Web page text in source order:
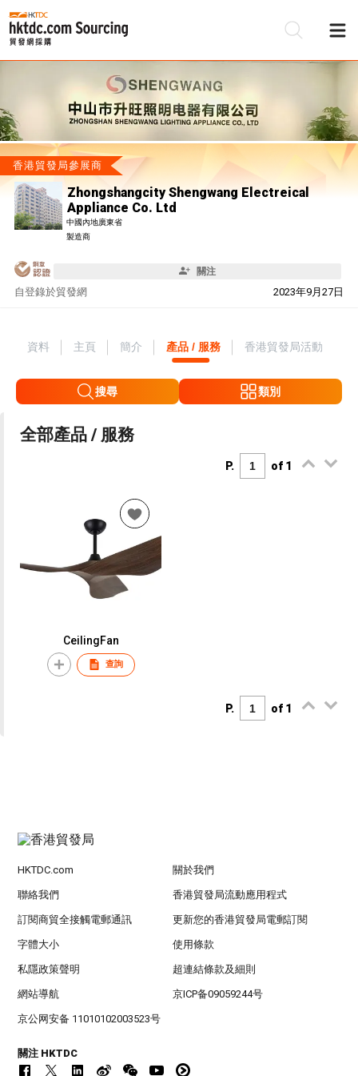
香港貿發局參展商
Zhongshangcity Shengwang Electreical
Appliance Co. Ltd
中國內地廣東省
製造商
關注
自 2023年9月27日
登錄於貿發網
資料 主頁 簡介 產品 / 服務 香港貿發局活動
搜尋 類別
全部產品 / 服務
P. of 1
CeilingFan
查詢
P. of 1
HKTDC.com 關於我們
聯絡我們 香港貿發局流動應用程式
訂閱商貿全接觸電郵通訊 更新您的香港貿發局電郵訂閱
字體大小 使用條款
私隱政策聲明 超連結條款及細則
網站導航 京ICP备09059244号
京公网安备 11010102003523号
關注 HKTDC